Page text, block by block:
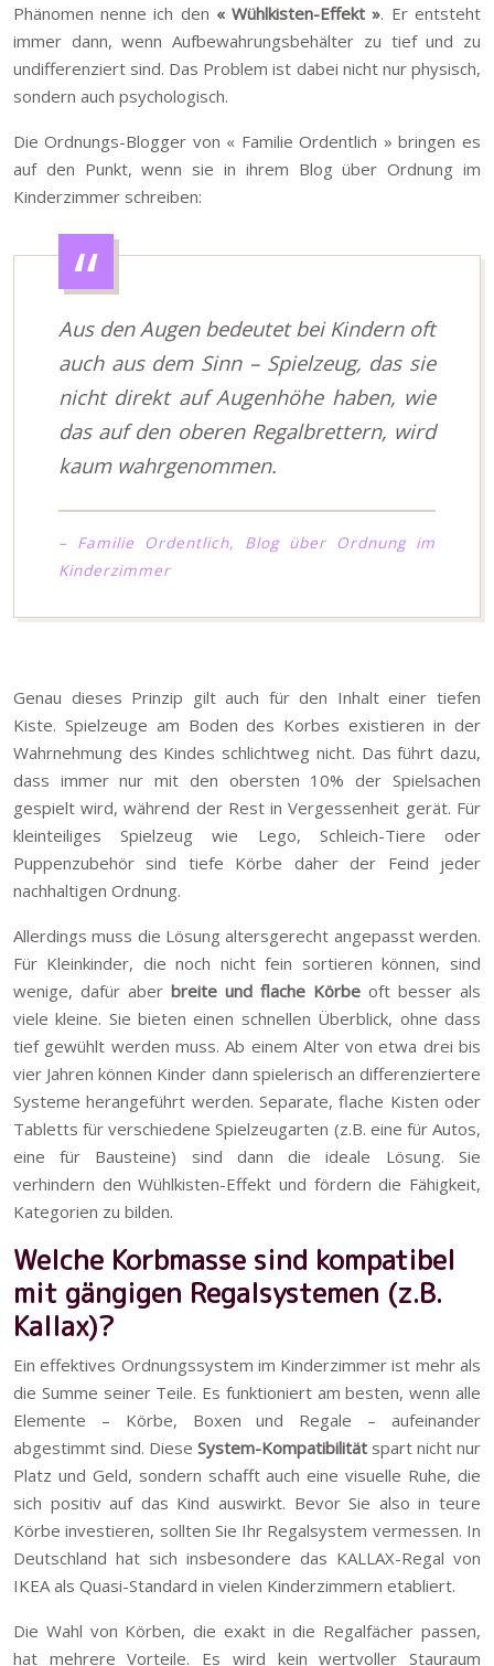
Phänomen nenne ich den « Wühlkisten-Effekt ». Er entsteht
immer dann, wenn Aufbewahrungsbehälter zu tief und zu
undifferenziert sind. Das Problem ist dabei nicht nur physisch,
sondern auch psychologisch.
Die Ordnungs-Blogger von « Familie Ordentlich » bringen es
auf den Punkt, wenn sie in ihrem Blog über Ordnung im
Kinderzimmer schreiben:
Aus den Augen bedeutet bei Kindern oft
auch aus dem Sinn – Spielzeug, das sie
nicht direkt auf Augenhöhe haben, wie
das auf den oberen Regalbrettern, wird
kaum wahrgenommen.
– Familie Ordentlich, Blog über Ordnung im
Kinderzimmer
Genau dieses Prinzip gilt auch für den Inhalt einer tiefen
Kiste. Spielzeuge am Boden des Korbes existieren in der
Wahrnehmung des Kindes schlichtweg nicht. Das führt dazu,
dass immer nur mit den obersten 10% der Spielsachen
gespielt wird, während der Rest in Vergessenheit gerät. Für
kleinteiliges Spielzeug wie Lego, Schleich-Tiere oder
Puppenzubehör sind tiefe Körbe daher der Feind jeder
nachhaltigen Ordnung.
Allerdings muss die Lösung altersgerecht angepasst werden.
Für Kleinkinder, die noch nicht fein sortieren können, sind
wenige, dafür aber breite und flache Körbe oft besser als
viele kleine. Sie bieten einen schnellen Überblick, ohne dass
tief gewühlt werden muss. Ab einem Alter von etwa drei bis
vier Jahren können Kinder dann spielerisch an differenziertere
Systeme herangeführt werden. Separate, flache Kisten oder
Tabletts für verschiedene Spielzeugarten (z.B. eine für Autos,
eine für Bausteine) sind dann die ideale Lösung. Sie
verhindern den Wühlkisten-Effekt und fördern die Fähigkeit,
Kategorien zu bilden.
Welche Korbmasse sind kompatibel
mit gängigen Regalsystemen (z.B.
Kallax)?
Ein effektives Ordnungssystem im Kinderzimmer ist mehr als
die Summe seiner Teile. Es funktioniert am besten, wenn alle
Elemente – Körbe, Boxen und Regale – aufeinander
abgestimmt sind. Diese System-Kompatibilität spart nicht nur
Platz und Geld, sondern schafft auch eine visuelle Ruhe, die
sich positiv auf das Kind auswirkt. Bevor Sie also in teure
Körbe investieren, sollten Sie Ihr Regalsystem vermessen. In
Deutschland hat sich insbesondere das KALLAX-Regal von
IKEA als Quasi-Standard in vielen Kinderzimmern etabliert.
Die Wahl von Körben, die exakt in die Regalfächer passen,
hat mehrere Vorteile. Es wird kein wertvoller Stauraum